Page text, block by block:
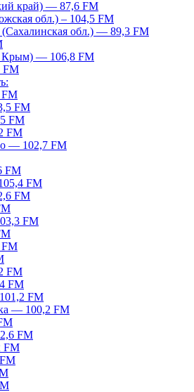
край) — 87,6 FM
обл.) – 104,5 FM
обл.) — 89,3 FM
Крым) — 106,8 FM
FM
FM
FM
FM
FM
— 102,7 FM
FM
FM
FM
FM
FM
FM
FM
FM
— 100,2 FM
FM
FM